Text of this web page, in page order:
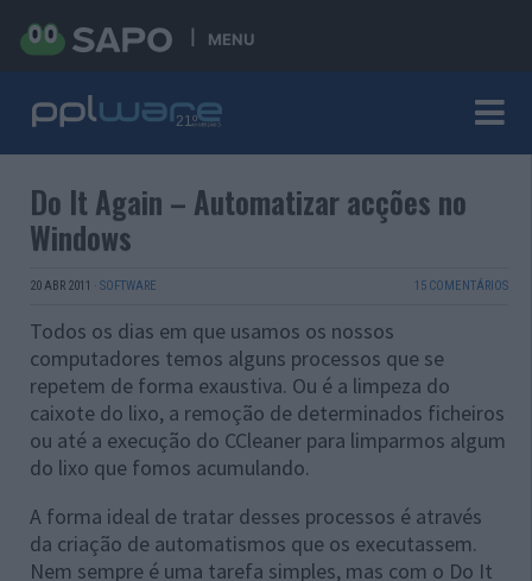
MENU
Do It Again – Automatizar acções no
Windows
20 ABR 2011 · SOFTWARE 15 COMENTÁRIOS
Todos os dias em que usamos os nossos
computadores temos alguns processos que se
repetem de forma exaustiva. Ou é a limpeza do
caixote do lixo, a remoção de determinados ficheiros
ou até a execução do CCleaner para limparmos algum
do lixo que fomos acumulando.
A forma ideal de tratar desses processos é através
da criação de automatismos que os executassem.
Nem sempre é uma tarefa simples, mas com o Do It